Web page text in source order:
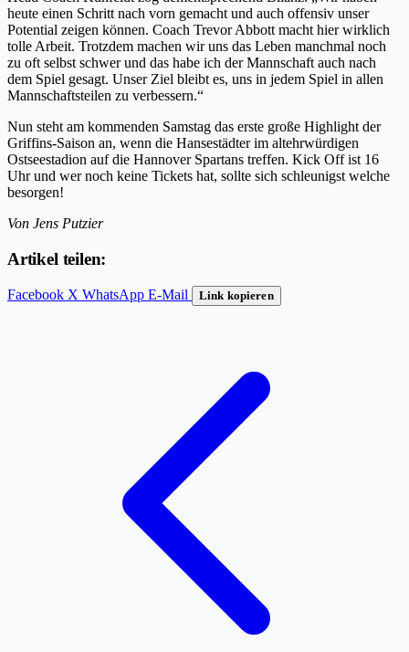
heute einen Schritt nach vorn gemacht und auch offensiv unser
Potential zeigen können. Coach Trevor Abbott macht hier wirklich
tolle Arbeit. Trotzdem machen wir uns das Leben manchmal noch
zu oft selbst schwer und das habe ich der Mannschaft auch nach
dem Spiel gesagt. Unser Ziel bleibt es, uns in jedem Spiel in allen
Mannschaftsteilen zu verbessern.“
Nun steht am kommenden Samstag das erste große Highlight der
Griffins-Saison an, wenn die Hansestädter im altehrwürdigen
Ostseestadion auf die Hannover Spartans treffen. Kick Off ist 16
Uhr und wer noch keine Tickets hat, sollte sich schleunigst welche
besorgen!
Von Jens Putzier
Artikel teilen:
Facebook X WhatsApp E-Mail Link kopieren